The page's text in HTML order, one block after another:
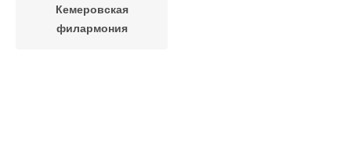
Кемеровская
филармония